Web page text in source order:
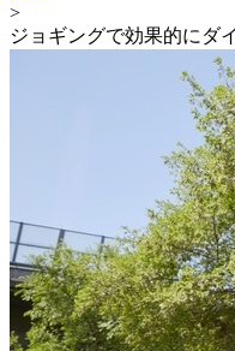
>
ジョギングで効果的にダ